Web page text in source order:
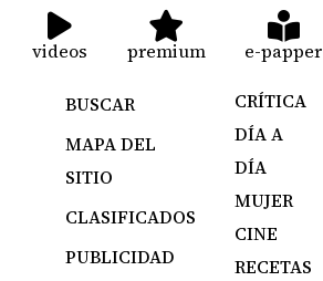
videos premium e-papper
BUSCAR
MAPA DEL
SITIO
CLASIFICADOS
PUBLICIDAD
CRÍTICA
DÍA A
DÍA
MUJER
CINE
RECETAS